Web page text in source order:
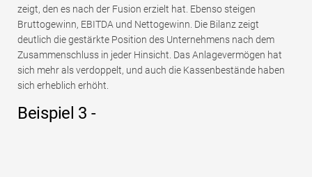
zeigt, den es nach der Fusion erzielt hat. Ebenso steigen
Bruttogewinn, EBITDA und Nettogewinn. Die Bilanz zeigt
deutlich die gestärkte Position des Unternehmens nach dem
Zusammenschluss in jeder Hinsicht. Das Anlagevermögen hat
sich mehr als verdoppelt, und auch die Kassenbestände haben
sich erheblich erhöht.
Beispiel 3 -